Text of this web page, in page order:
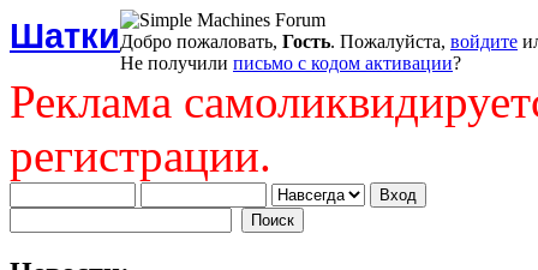
ШаткиДобро пожаловать, Гость. Пожалуйста, войдите
Не получили письмо с кодом активации?
Реклама
регистрации.